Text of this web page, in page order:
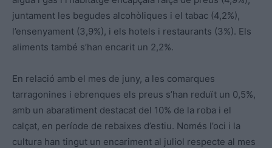
juntament les begudes alcohòliques i el tabac (4,2%),
l’ensenyament (3,9%), i els hotels i restaurants (3%). Els
aliments també s’han encarit un 2,2%.
En relació amb el mes de juny, a les comarques
tarragonines i ebrenques els preus s’han reduït un 0,5%,
amb un abaratiment destacat del 10% de la roba i el
calçat, en període de rebaixes d’estiu. Només l’oci i la
cultura han tingut un encariment al juliol respecte al mes